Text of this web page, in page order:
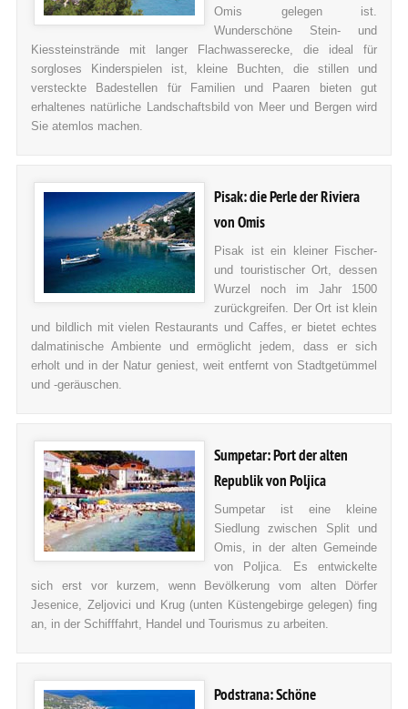
Omis gelegen ist.
Wunderschöne Stein- und
Kiessteinstrände mit langer Flachwasserecke, die ideal für
sorgloses Kinderspielen ist, kleine Buchten, die stillen und
versteckte Badestellen für Familien und Paaren bieten gut
erhaltenes natürliche Landschaftsbild von Meer und Bergen wird
Sie atemlos machen.
Pisak: die Perle der Riviera
von Omis
Pisak ist ein kleiner Fischer-
und touristischer Ort, dessen
Wurzel noch im Jahr 1500
zurückgreifen. Der Ort ist klein
und bildlich mit vielen Restaurants und Caffes, er bietet echtes
dalmatinische Ambiente und ermöglicht jedem, dass er sich
erholt und in der Natur geniest, weit entfernt von Stadtgetümmel
und -geräuschen.
Sumpetar: Port der alten
Republik von Poljica
Sumpetar ist eine kleine
Siedlung zwischen Split und
Omis, in der alten Gemeinde
von Poljica. Es entwickelte
sich erst vor kurzem, wenn Bevölkerung vom alten Dörfer
Jesenice, Zeljovici und Krug (unten Küstengebirge gelegen) fing
an, in der Schifffahrt, Handel und Tourismus zu arbeiten.
Podstrana: Schöne